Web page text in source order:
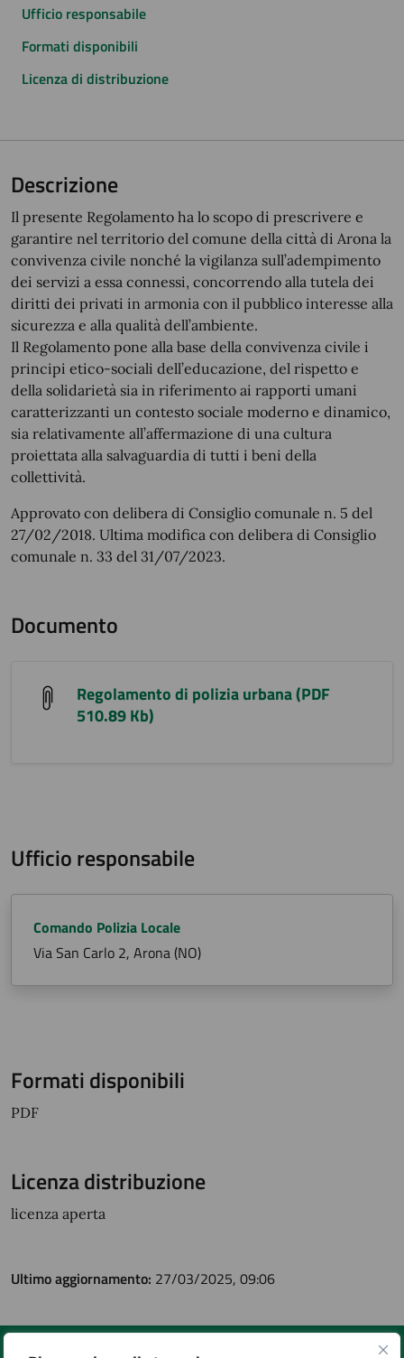
Ufficio responsabile
Formati disponibili
Licenza di distribuzione
Descrizione
Il presente Regolamento ha lo scopo di prescrivere e
garantire nel territorio del comune della città di Arona la
convivenza civile nonché la vigilanza sull’adempimento
dei servizi a essa connessi, concorrendo alla tutela dei
diritti dei privati in armonia con il pubblico interesse alla
sicurezza e alla qualità dell’ambiente.
Il Regolamento pone alla base della convivenza civile i
principi etico-sociali dell’educazione, del rispetto e
della solidarietà sia in riferimento ai rapporti umani
caratterizzanti un contesto sociale moderno e dinamico,
sia relativamente all’affermazione di una cultura
proiettata alla salvaguardia di tutti i beni della
collettività.
Approvato con delibera di Consiglio comunale n. 5 del
27/02/2018. Ultima modifica con delibera di Consiglio
comunale n. 33 del 31/07/2023.
Documento
Regolamento di polizia urbana (PDF
510.89 Kb)
Ufficio responsabile
Comando Polizia Locale
Via San Carlo 2, Arona (NO)
Formati disponibili
PDF
Licenza distribuzione
licenza aperta
Ultimo aggiornamento: 27/03/2025, 09:06